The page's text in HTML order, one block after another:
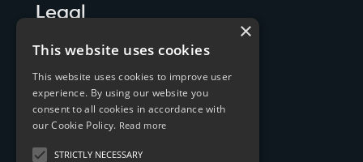
Legal
Termos de Serviço
Cookies
×
This website uses cookies
This website uses cookies to improve user
experience. By using our website you
consent to all cookies in accordance with
our Cookie Policy. Read more
STRICTLY NECESSARY